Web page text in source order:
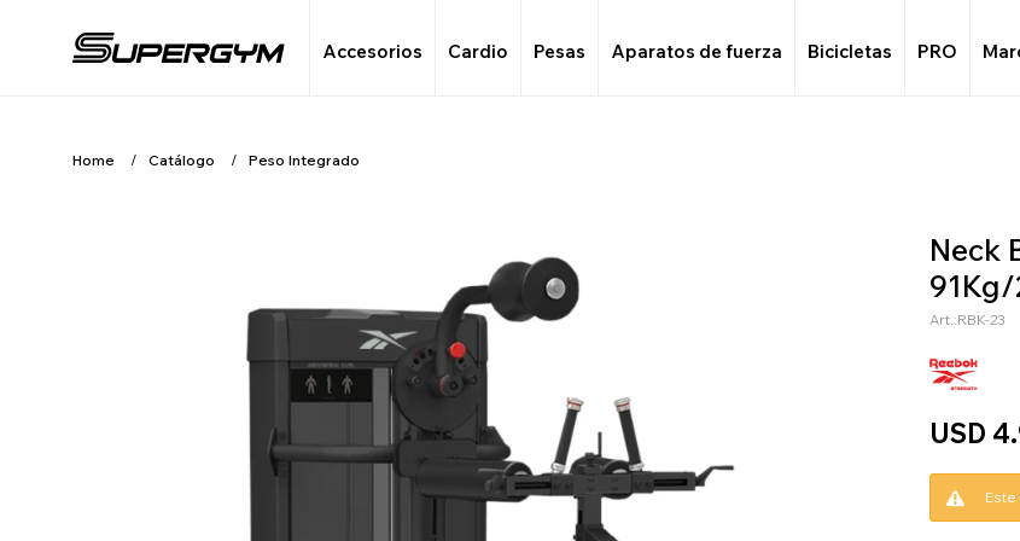
Accesorios Cardio Pesas Aparatos de fuerza Bicicletas PRO
Home Catálogo Peso Integrado
Neck
RBK-23
USD